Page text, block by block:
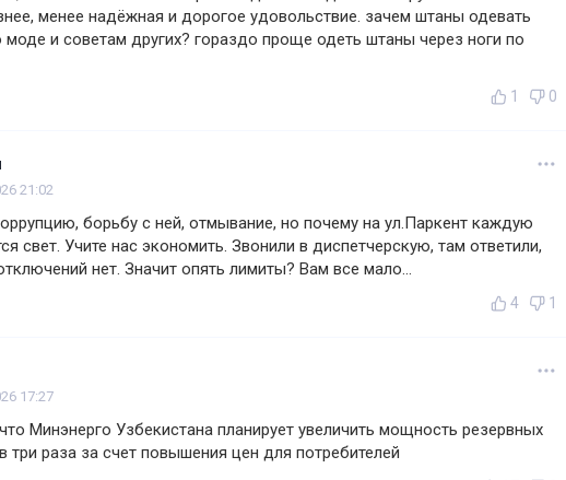
менее надёжная и дорогое удовольствие. зачем штаны одевать
моде и советам других? гораздо проще одеть штаны через ноги по
1 0
21:02
борьбу с ней, отмывание, но почему на ул.Паркент каждую
свет. Учите нас экономить. Звонили в диспетчерскую, там ответили,
нет. Значит опять лимиты? Вам все мало...
4 1
17:27
Минэнерго Узбекистана планирует увеличить мощность резервных
три раза за счет повышения цен для потребителей